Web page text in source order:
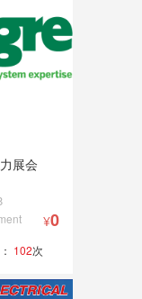
展会
¥0
102次